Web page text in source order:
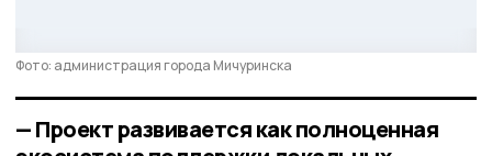
Фото: администрация города Мичуринска
— Проект развивается как полноценная